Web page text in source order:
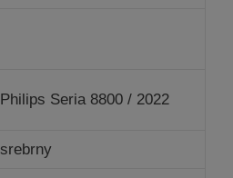
Philips Seria 8800 / 2022
srebrny